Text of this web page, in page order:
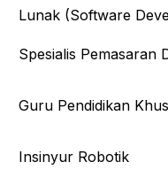
Lunak (Software
Spesialis Pemasaran
Guru Pendidikan
Insinyur Robotik